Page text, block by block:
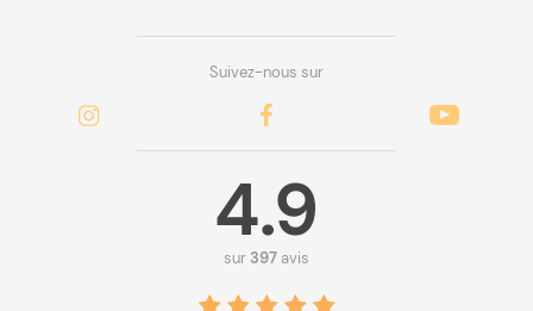
Suivez-nous sur
4.9
sur397 avis